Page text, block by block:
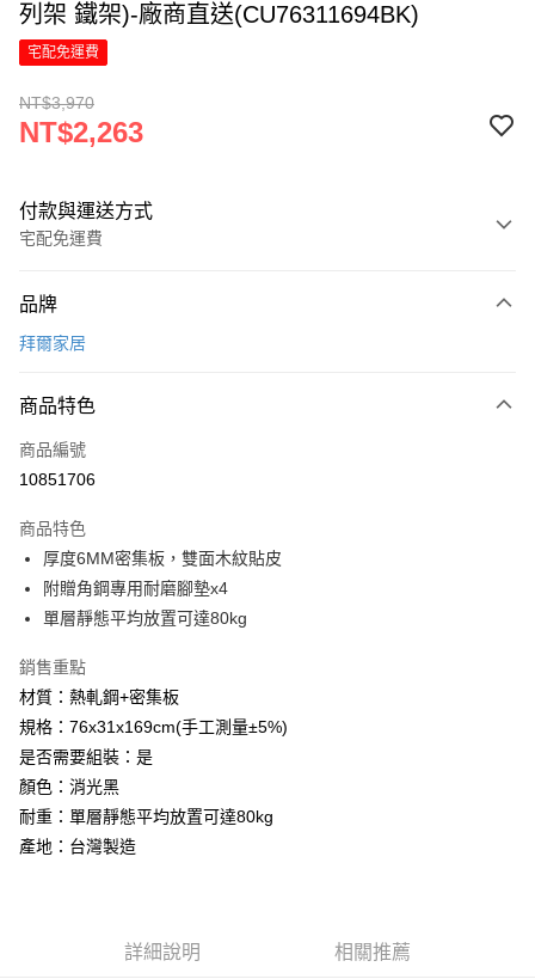
列架 鐵架)-廠商直送(CU76311694BK)
宅配免運費
NT$3,970
NT$2,263
付款與運送方式
宅配免運費
信用卡一次付款
6 期 0 利率 每期
合作金庫商業銀行
上海商業儲蓄銀行
臺灣中小企業銀行
匯豐（台灣）商業銀行
聯邦商業銀行
元大商業銀行
台新國際商業銀行
台灣樂天信用卡公司
LINE Pay
Apple Pay
街口支付
悠遊付
Google Pay
全盈+PAY
大哥付你分期
相關說明
【大哥付你分期使用說明】
1.本服務由台灣大哥大提供，台灣大哥大用戶可立即使用無須另外申請。
2.付款方式選擇「大哥付你分期」，訂單成立後會自動跳轉到大哥付的交易
成交易。
法說明評估內容。
【繳款方式說明】
AFTEE先享後付
相關說明
【關於「AFTEE先享後付」】
３．安心：先確認商品／服務後，再付款。
ATM付款
品牌
拜爾家居
商品特色
商品編號
10851706
商品特色
厚度6MM密集板，雙面木紋貼皮
附贈角鋼專用耐磨腳墊x4
單層靜態平均放置可達80kg
銷售重點
材質：熱軋鋼+密集板
規格：76x31x169cm(手工測量±5%)
是否需要組裝：是
顏色：消光黑
耐重：單層靜態平均放置可達80kg
產地：台灣製造
詳細說明 相關推薦